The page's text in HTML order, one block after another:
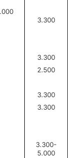
3.300
3.300
2.500
3.300
3.300
3.300-
5.000